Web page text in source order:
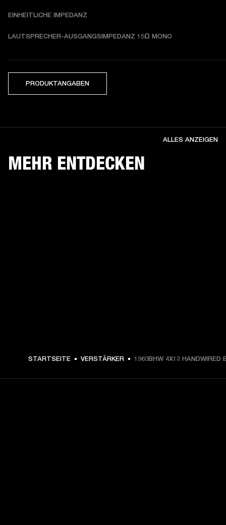
EINHEITLICHE IMPEDANZ
LAUTSPRECHER-AUSGANGSIMPEDANZ 15Ω MONO
PRODUKTANGABEN
MEHR ENTDECKEN
ALLES ANZEIGEN
STARTSEITE VERSTÄRKER 1960BHW 4X12 HANDWIRED